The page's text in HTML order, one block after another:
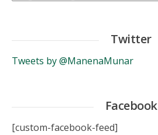
Twitter
Tweets by @ManenaMunar
Facebook
[custom-facebook-feed]